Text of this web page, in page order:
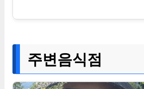
주변음식점